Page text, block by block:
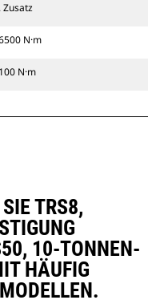
Zusatz
N·m
N·m
TRS8,
10-TONNEN-
HÄUFIG